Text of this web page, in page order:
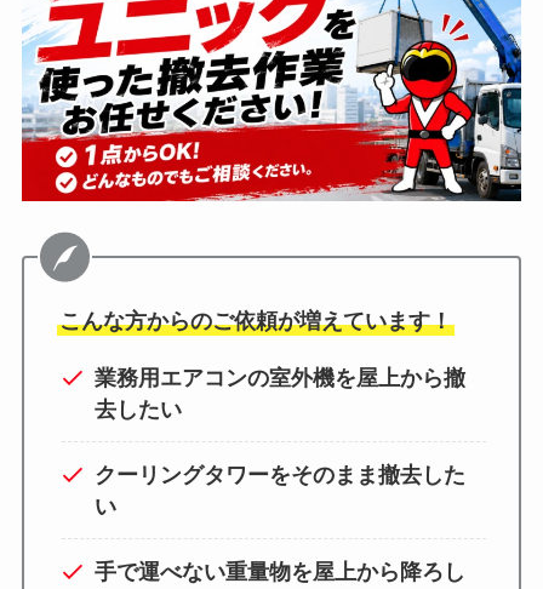
こんな方からのご依頼が増えています！
業務用エアコンの室外機を屋上から撤
去したい
クーリングタワーをそのまま撤去した
い
手で運べない重量物を屋上から降ろし